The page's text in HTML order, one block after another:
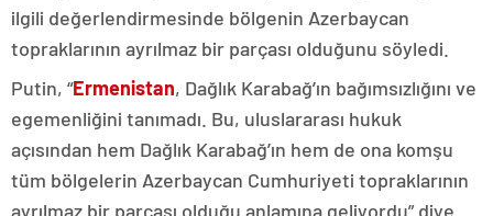
ilgili değerlendirmesinde bölgenin Azerbaycan
topraklarının ayrılmaz bir parçası olduğunu söyledi.
Putin, “Ermenistan, Dağlık Karabağ’ın bağımsızlığını ve
egemenliğini tanımadı. Bu, uluslararası hukuk
açısından hem Dağlık Karabağ’ın hem de ona komşu
tüm bölgelerin Azerbaycan Cumhuriyeti topraklarının
ayrılmaz bir parçası olduğu anlamına geliyordu” diye